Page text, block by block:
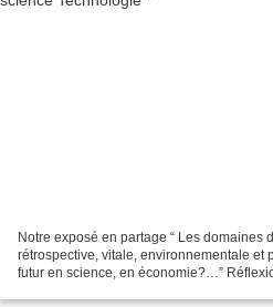
Notre exposé en partage “ Les domaines
rétrospective, vitale, environnementale et
futur en science, en économie?…”